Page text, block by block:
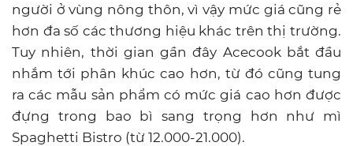
người ở vùng nông thôn, vì vậy mức giá cũng rẻ
hơn đa số các thương hiệu khác trên thị trường.
Tuy nhiên, thời gian gần đây Acecook bắt đầu
nhắm tới phân khúc cao hơn, từ đó cũng tung
ra các mẫu sản phẩm có mức giá cao hơn được
đựng trong bao bì sang trọng hơn như mì
Spaghetti Bistro (từ 12.000-21.000).